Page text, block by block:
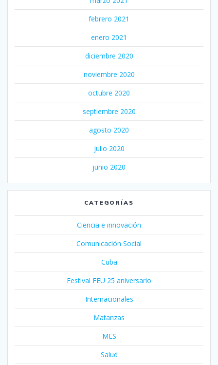
febrero 2021
enero 2021
diciembre 2020
noviembre 2020
octubre 2020
septiembre 2020
agosto 2020
julio 2020
junio 2020
CATEGORÍAS
Ciencia e innovación
Comunicación Social
Cuba
Festival FEU 25 aniversario
Internacionales
Matanzas
MES
Salud